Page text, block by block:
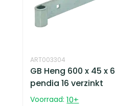
ART003304
GB Heng 600 x 45 x 6
pendia 16 verzinkt
Voorraad: 10+